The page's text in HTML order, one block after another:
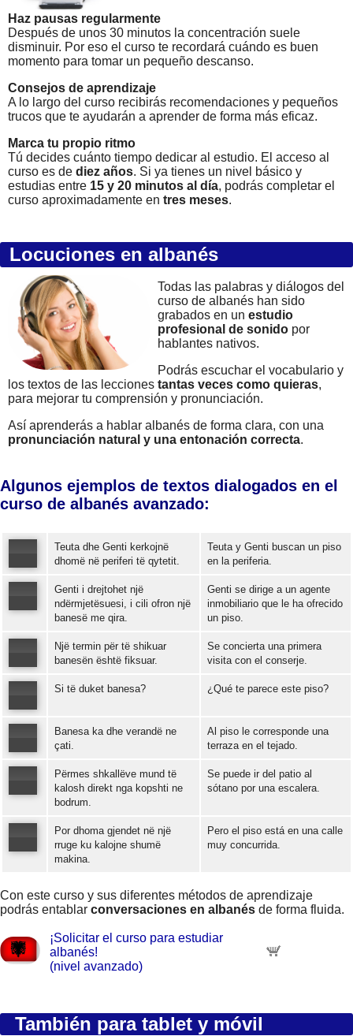
Haz pausas regularmente
Después de unos 30 minutos la concentración suele
disminuir. Por eso el curso te recordará cuándo es buen
momento para tomar un pequeño descanso.
Consejos de aprendizaje
A lo largo del curso recibirás recomendaciones y pequeños
trucos que te ayudarán a aprender de forma más eficaz.
Marca tu propio ritmo
Tú decides cuánto tiempo dedicar al estudio. El acceso al
curso es de diez años. Si ya tienes un nivel básico y
estudias entre 15 y 20 minutos al día, podrás completar el
curso aproximadamente en tres meses.
Locuciones en albanés
Todas las palabras y diálogos del
curso de albanés han sido
grabados en un estudio
profesional de sonido por
hablantes nativos.
Podrás escuchar el vocabulario y
los textos de las lecciones tantas veces como quieras,
para mejorar tu comprensión y pronunciación.
Así aprenderás a hablar albanés de forma clara, con una
pronunciación natural y una entonación correcta.
Algunos ejemplos de textos dialogados en el
curso de albanés avanzado:
Error loading: "https://www.idiomaspc.com/curso-aprender-albanes-avanzado/audio/4003.mp3"
Teuta dhe Genti kerkojnë
dhomë në periferi të qytetit.
Teuta y Genti buscan un piso
en la periferia.
Genti i drejtohet një
ndërmjetësuesi, i cili ofron një
banesë me qira.
Genti se dirige a un agente
inmobiliario que le ha ofrecido
un piso.
Error loading: "https://www.idiomaspc.com/curso-aprender-albanes-avanzado/audio/4005.mp3"
Një termin për të shikuar
banesën është fiksuar.
Se concierta una primera
visita con el conserje.
Error loading: "https://www.idiomaspc.com/curso-aprender-albanes-avanzado/audio/4006.mp3"
Si të duket banesa? ¿Qué te parece este piso?
Banesa ka dhe verandë ne
çati.
Al piso le corresponde una
terraza en el tejado.
Përmes shkallëve mund të
kalosh direkt nga kopshti ne
bodrum.
Se puede ir del patio al
sótano por una escalera.
Por dhoma gjendet në një
rruge ku kalojne shumë
makina.
Pero el piso está en una calle
muy concurrida.
Con este curso y sus diferentes métodos de aprendizaje
podrás entablar conversaciones en albanés de forma fluida.
¡Solicitar el curso para estudiar
albanés!
(nivel avanzado)
También para tablet y móvil